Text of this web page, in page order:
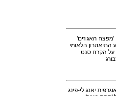
האגוזים'
התיאטרון הלאומי
על הקרח סנט
יאנג לי-פינג